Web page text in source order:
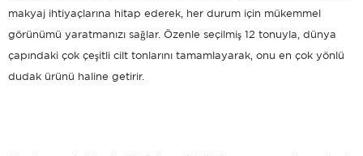
makyaj ihtiyaçlarına hitap ederek, her durum için mükemmel
görünümü yaratmanızı sağlar. Özenle seçilmiş 12 tonuyla, dünya
çapındaki çok çeşitli cilt tonlarını tamamlayarak, onu en çok yönlü
dudak ürünü haline getirir.